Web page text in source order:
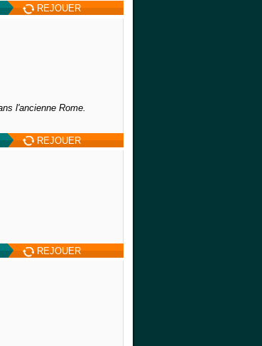
REJOUER
l'ancienne Rome.
REJOUER
REJOUER